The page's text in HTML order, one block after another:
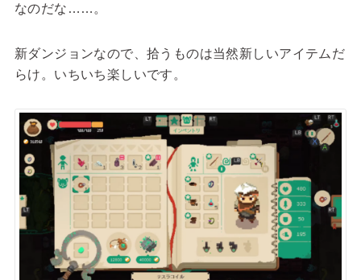
なのだな……。
新ダンジョンなので、拾うものは当然新しいアイテムだ
らけ。いちいち楽しいです。